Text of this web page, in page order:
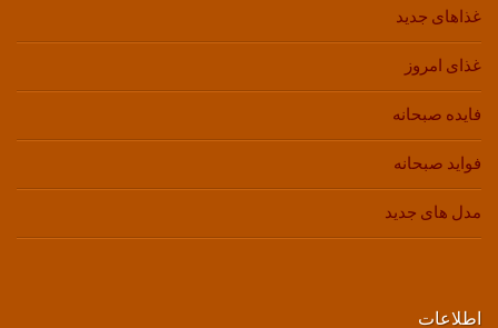
غذاهای جدید
غذای امروز
فایده صبحانه
فواید صبحانه
مدل های جدید
اطلاعات